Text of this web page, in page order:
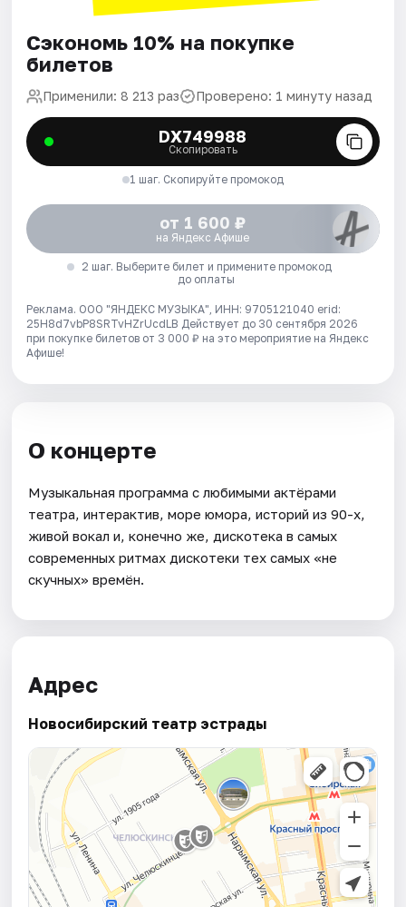
Сэкономь 10% на покупке
билетов
Применили: 8 213 раз Проверено: 1 минуту назад
DX749988
Скопировать
1 шаг. Скопируйте промокод
от 1 600 ₽
на Яндекс Афише
2 шаг. Выберите билет и примените промокод
до оплаты
Реклама. ООО "ЯНДЕКС МУЗЫКА", ИНН: 9705121040 erid:
25H8d7vbP8SRTvHZrUcdLB Действует до 30 сентября 2026
при покупке билетов от 3 000 ₽ на это мероприятие на Яндекс
Афише!
О концерте
Музыкальная программа с любимыми актёрами
театра, интерактив, море юмора, историй из 90-х,
живой вокал и, конечно же, дискотека в самых
современных ритмах дискотеки тех самых «не
скучных» времён.
Адрес
Новосибирский театр эстрады